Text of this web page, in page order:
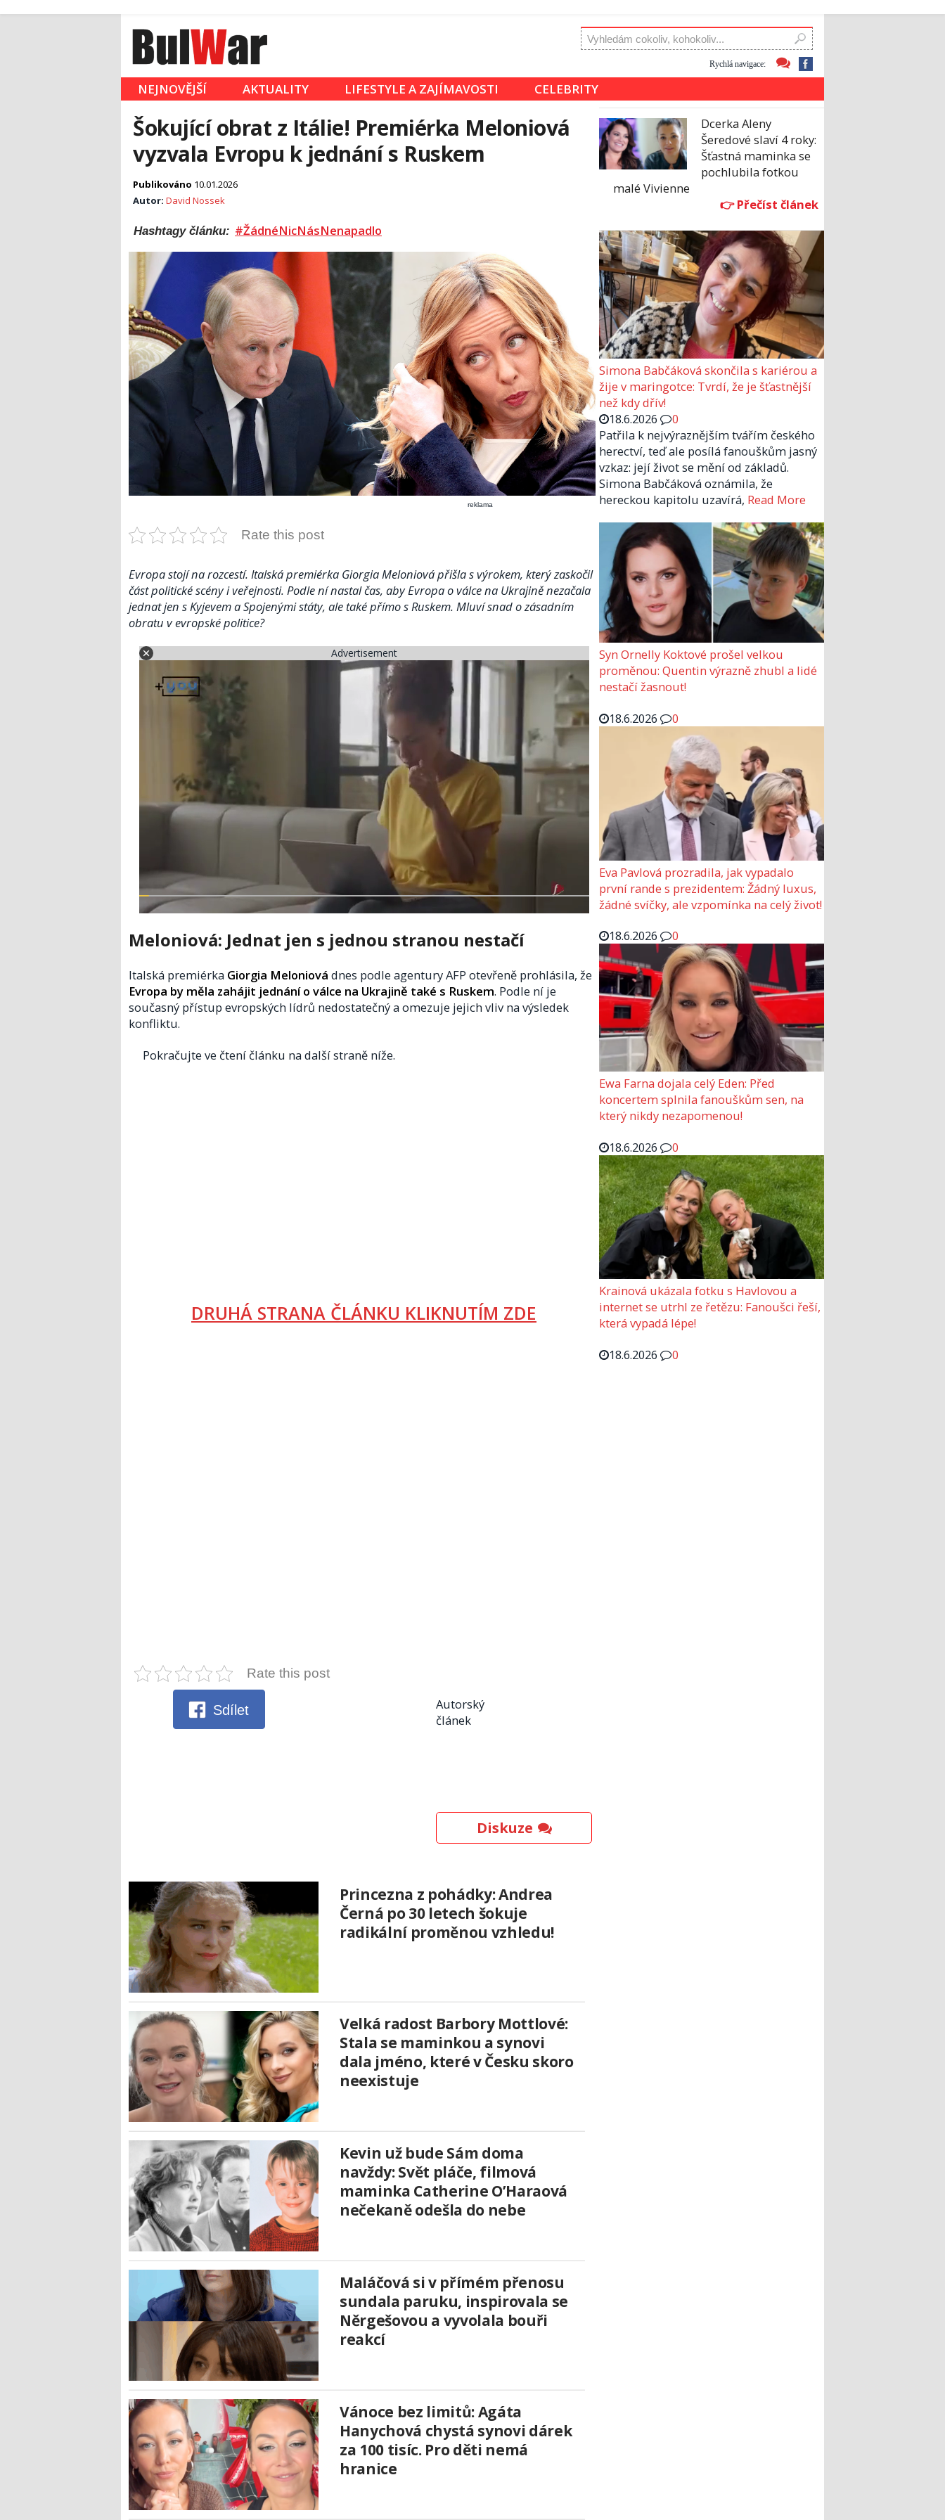
Rychlá navigace:
NEJNOVĚJŠÍ AKTUALITY LIFESTYLE A ZAJÍMAVOSTI CELEBRITY
Šokující obrat z Itálie! Premiérka Meloniová
vyzvala Evropu k jednání s Ruskem
Publikováno 10.01.2026
Autor: David Nossek
Hashtagy článku: #ŽádnéNicNásNenapadlo
reklama
Rate this post
Evropa stojí na rozcestí. Italská premiérka Giorgia Meloniová přišla s výrokem, který zaskočil
část politické scény i veřejnosti. Podle ní nastal čas, aby Evropa o válce na Ukrajině nezačala
jednat jen s Kyjevem a Spojenými státy, ale také přímo s Ruskem. Mluví snad o zásadním
obratu v evropské politice?
Advertisement
Meloniová: Jednat jen s jednou stranou nestačí
Italská premiérka Giorgia Meloniová dnes podle agentury AFP otevřeně prohlásila, že
Evropa by měla zahájit jednání o válce na Ukrajině také s Ruskem. Podle ní je
současný přístup evropských lídrů nedostatečný a omezuje jejich vliv na výsledek
konfliktu.
Pokračujte ve čtení článku na další straně níže.
DRUHÁ STRANA ČLÁNKU KLIKNUTÍM ZDE
Rate this post
Sdílet
Autorský
článek
Diskuze
Princezna z pohádky: Andrea
Černá po 30 letech šokuje
radikální proměnou vzhledu!
Velká radost Barbory Mottlové:
Stala se maminkou a synovi
dala jméno, které v Česku skoro
neexistuje
Kevin už bude Sám doma
navždy: Svět pláče, filmová
maminka Catherine O’Haraová
nečekaně odešla do nebe
Maláčová si v přímém přenosu
sundala paruku, inspirovala se
Něrgešovou a vyvolala bouři
reakcí
Vánoce bez limitů: Agáta
Hanychová chystá synovi dárek
za 100 tisíc. Pro děti nemá
hranice
Dcerka Aleny
Šeredové slaví 4 roky:
Šťastná maminka se
pochlubila fotkou
malé Vivienne
Simona Babčáková skončila s kariérou a
žije v maringotce: Tvrdí, že je šťastnější
než kdy dřív!
18.6.2026
0
Patřila k nejvýraznějším tvářím českého
herectví, teď ale posílá fanouškům jasný
vzkaz: její život se mění od základů.
Simona Babčáková oznámila, že
hereckou kapitolu uzavírá, Read More
Syn Ornelly Koktové prošel velkou
proměnou: Quentin výrazně zhubl a lidé
nestačí žasnout!
18.6.2026
0
Eva Pavlová prozradila, jak vypadalo
první rande s prezidentem: Žádný luxus,
žádné svíčky, ale vzpomínka na celý život!
18.6.2026
0
Ewa Farna dojala celý Eden: Před
koncertem splnila fanouškům sen, na
který nikdy nezapomenou!
18.6.2026
0
Krainová ukázala fotku s Havlovou a
internet se utrhl ze řetězu: Fanoušci řeší,
která vypadá lépe!
18.6.2026
0